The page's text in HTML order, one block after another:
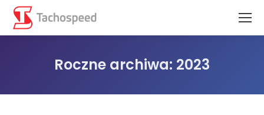
Roczne archiwa: 2023